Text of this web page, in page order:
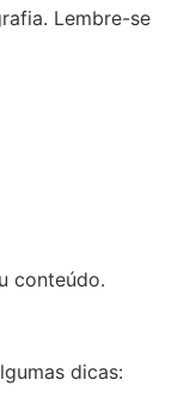
Lembre-se
conteúdo.
dicas: